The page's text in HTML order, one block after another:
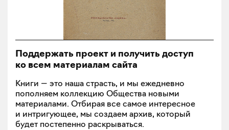
Поддержать проект и получить доступ
ко всем материалам сайта
Книги — это наша страсть, и мы ежедневно
пополняем коллекцию Общества новыми
материалами. Отбирая все самое интересное
и интригующее, мы создаем архив, который
будет постепенно раскрываться.